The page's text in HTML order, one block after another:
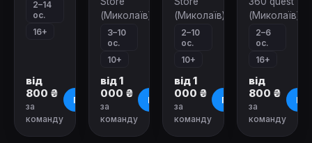
2–14
ос.
16+
від
800 ₴
за
команду
Про квест
(Миколаїв)
3–10
ос.
10+
від 1
000 ₴
за
команду
Про квест
(Миколаїв)
2–10
ос.
10+
від 1
000 ₴
за
команду
Про квест
(Миколаїв)
2–6
ос.
16+
від
800 ₴
за
команду